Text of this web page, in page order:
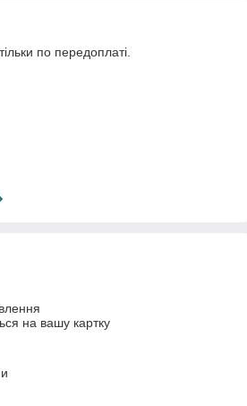
по передоплаті.
на вашу картку